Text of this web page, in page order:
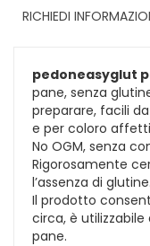
RICHIEDI
pedoneasyglut
pane, senza
preparare, facili
e per coloro
No OGM, senza
Rigorosamente
l’assenza di glutine.
Il prodotto
circa, è
pane.